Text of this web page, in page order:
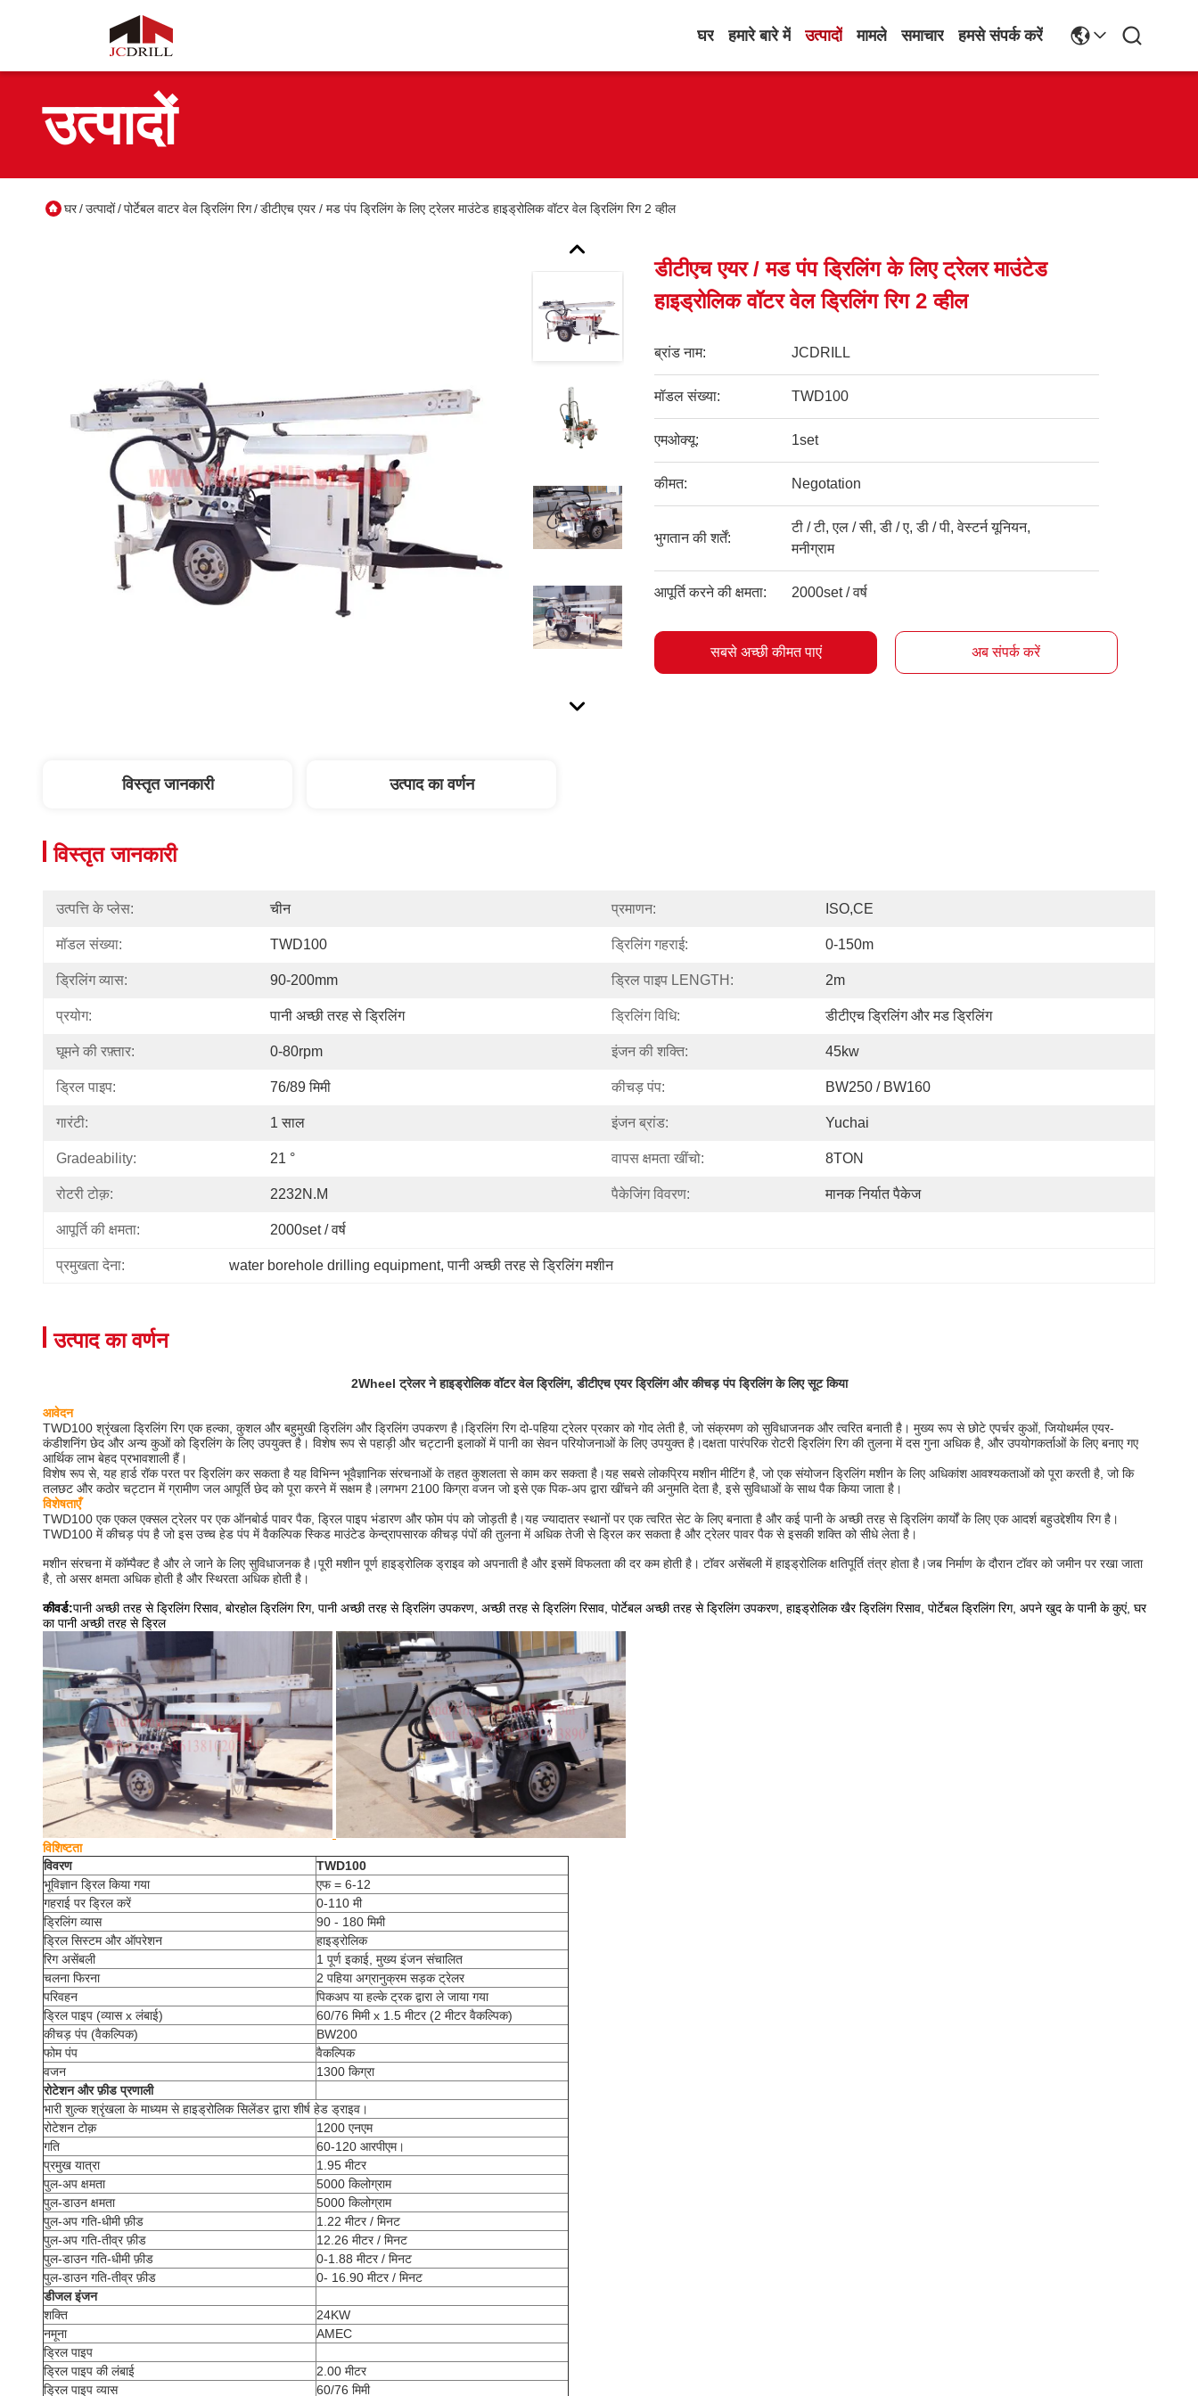
घर हमारे बारे में उत्पादों मामले समाचार हमसे संपर्क करें
उत्पादों
घर/उत्पादों/पोर्टेबल वाटर वेल ड्रिलिंग रिग/डीटीएच एयर / मड पंप ड्रिलिंग के लिए ट्रेलर माउंटेड हाइड्रोलिक वॉटर वेल ड्रिलिंग रिग 2 व्हील
डीटीएच एयर / मड पंप ड्रिलिंग के लिए ट्रेलर माउंटेड
हाइड्रोलिक वॉटर वेल ड्रिलिंग रिग 2 व्हील
ब्रांड नाम: JCDRILL
मॉडल संख्या: TWD100
एमओक्यू: 1set
कीमत: Negotation
भुगतान की शर्तें:
टी / टी, एल / सी, डी / ए, डी / पी, वेस्टर्न यूनियन,
मनीग्राम
आपूर्ति करने की क्षमता: 2000set / वर्ष
सबसे अच्छी कीमत पाएं अब संपर्क करें
विस्तृत जानकारी उत्पाद का वर्णन
विस्तृत जानकारी
उत्पत्ति के प्लेस: चीन प्रमाणन: ISO,CE
मॉडल संख्या: TWD100 ड्रिलिंग गहराई: 0-150m
ड्रिलिंग व्यास: 90-200mm ड्रिल पाइप LENGTH: 2m
प्रयोग: पानी अच्छी तरह से ड्रिलिंग ड्रिलिंग विधि: डीटीएच ड्रिलिंग और मड ड्रिलिंग
घूमने की रफ़्तार: 0-80rpm इंजन की शक्ति: 45kw
ड्रिल पाइप: 76/89 मिमी कीचड़ पंप: BW250 / BW160
गारंटी: 1 साल इंजन ब्रांड: Yuchai
Gradeability: 21 ° वापस क्षमता खींचो: 8TON
रोटरी टोक़: 2232N.m पैकेजिंग विवरण: मानक निर्यात पैकेज
आपूर्ति की क्षमता: 2000set / वर्ष
प्रमुखता देना: water borehole drilling equipment, पानी अच्छी तरह से ड्रिलिंग मशीन
उत्पाद का वर्णन
2Wheel ट्रेलर ने हाइड्रोलिक वॉटर वेल ड्रिलिंग, डीटीएच एयर ड्रिलिंग और कीचड़ पंप ड्रिलिंग के लिए सूट किया
आवेदन
TWD100 श्रृंखला ड्रिलिंग रिग एक हल्का, कुशल और बहुमुखी ड्रिलिंग और ड्रिलिंग उपकरण है।ड्रिलिंग रिग दो-पहिया ट्रेलर प्रकार को गोद लेती है, जो संक्रमण को सुविधाजनक और त्वरित बनाती है। मुख्य रूप से छोटे एपर्चर कुओं, जियोथर्मल एयर-
कंडीशनिंग छेद और अन्य कुओं को ड्रिलिंग के लिए उपयुक्त है। विशेष रूप से पहाड़ी और चट्टानी इलाकों में पानी का सेवन परियोजनाओं के लिए उपयुक्त है।दक्षता पारंपरिक रोटरी ड्रिलिंग रिग की तुलना में दस गुना अधिक है, और उपयोगकर्ताओं के लिए बनाए गए
आर्थिक लाभ बेहद प्रभावशाली हैं।
विशेष रूप से, यह हार्ड रॉक परत पर ड्रिलिंग कर सकता है यह विभिन्न भूवैज्ञानिक संरचनाओं के तहत कुशलता से काम कर सकता है।यह सबसे लोकप्रिय मशीन मीटिंग है, जो एक संयोजन ड्रिलिंग मशीन के लिए अधिकांश आवश्यकताओं को पूरा करती है, जो कि
तलछट और कठोर चट्टान में ग्रामीण जल आपूर्ति छेद को पूरा करने में सक्षम है।लगभग 2100 किग्रा वजन जो इसे एक पिक-अप द्वारा खींचने की अनुमति देता है, इसे सुविधाओं के साथ पैक किया जाता है।
विशेषताएँ
TWD100 एक एकल एक्सल ट्रेलर पर एक ऑनबोर्ड पावर पैक, ड्रिल पाइप भंडारण और फोम पंप को जोड़ती है।यह ज्यादातर स्थानों पर एक त्वरित सेट के लिए बनाता है और कई पानी के अच्छी तरह से ड्रिलिंग कार्यों के लिए एक आदर्श बहुउद्देशीय रिग है।
TWD100 में कीचड़ पंप है जो इस उच्च हेड पंप में वैकल्पिक स्किड माउंटेड केन्द्रापसारक कीचड़ पंपों की तुलना में अधिक तेजी से ड्रिल कर सकता है और ट्रेलर पावर पैक से इसकी शक्ति को सीधे लेता है।
मशीन संरचना में कॉम्पैक्ट है और ले जाने के लिए सुविधाजनक है।पूरी मशीन पूर्ण हाइड्रोलिक ड्राइव को अपनाती है और इसमें विफलता की दर कम होती है। टॉवर असेंबली में हाइड्रोलिक क्षतिपूर्ति तंत्र होता है।जब निर्माण के दौरान टॉवर को जमीन पर रखा जाता
है, तो असर क्षमता अधिक होती है और स्थिरता अधिक होती है।
कीवर्ड:पानी अच्छी तरह से ड्रिलिंग रिसाव, बोरहोल ड्रिलिंग रिग, पानी अच्छी तरह से ड्रिलिंग उपकरण, अच्छी तरह से ड्रिलिंग रिसाव, पोर्टेबल अच्छी तरह से ड्रिलिंग उपकरण, हाइड्रोलिक खैर ड्रिलिंग रिसाव, पोर्टेबल ड्रिलिंग रिग, अपने खुद के पानी के कुएं, घर
का पानी अच्छी तरह से ड्रिल
विशिष्टता
विवरण
TWD100
भूविज्ञान ड्रिल किया गया
एफ = 6-12
गहराई पर ड्रिल करें
0-110 मी
ड्रिलिंग व्यास
90 - 180 मिमी
ड्रिल सिस्टम और ऑपरेशन
हाइड्रोलिक
रिग असेंबली
1 पूर्ण इकाई, मुख्य इंजन संचालित
चलना फिरना
2 पहिया अग्रानुक्रम सड़क ट्रेलर
परिवहन
पिकअप या हल्के ट्रक द्वारा ले जाया गया
ड्रिल पाइप (व्यास x लंबाई)
60/76 मिमी x 1.5 मीटर (2 मीटर वैकल्पिक)
कीचड़ पंप (वैकल्पिक)
BW200
फोम पंप
वैकल्पिक
वजन
1300 किग्रा
रोटेशन और फ़ीड प्रणाली
भारी शुल्क श्रृंखला के माध्यम से हाइड्रोलिक सिलेंडर द्वारा शीर्ष हेड ड्राइव।
रोटेशन टोक़
1200 एनएम
गति
60-120 आरपीएम।
प्रमुख यात्रा
1.95 मीटर
पुल-अप क्षमता
5000 किलोग्राम
पुल-डाउन क्षमता
5000 किलोग्राम
पुल-अप गति-धीमी फ़ीड
1.22 मीटर / मिनट
पुल-अप गति-तीव्र फ़ीड
12.26 मीटर / मिनट
पुल-डाउन गति-धीमी फ़ीड
0-1.88 मीटर / मिनट
पुल-डाउन गति-तीव्र फ़ीड
0- 16.90 मीटर / मिनट
डीजल इंजन
शक्ति
24KW
नमूना
AMEC
ड्रिल पाइप
ड्रिल पाइप की लंबाई
2.00 मीटर
ड्रिल पाइप व्यास
60/76 मिमी